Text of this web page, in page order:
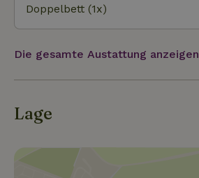
Doppelbett (1x)
Die gesamte Austattung anzeigen
Lage